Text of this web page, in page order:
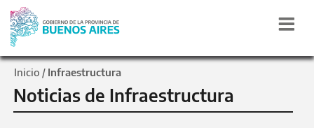
Inicio / Infraestructura
Noticias de Infraestructura